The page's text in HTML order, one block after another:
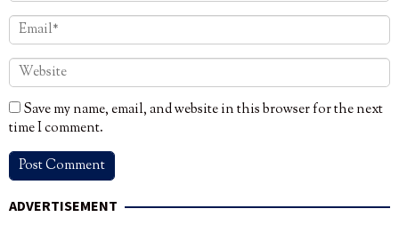
Save my name, email, and website in this browser for the next
time I comment.
ADVERTISEMENT